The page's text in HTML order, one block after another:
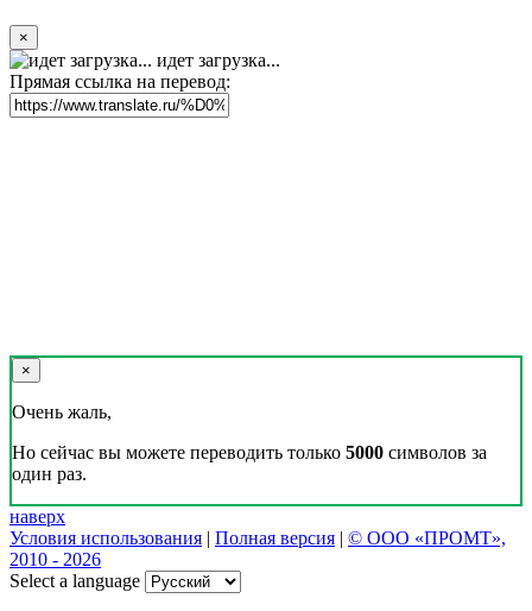
×
идет загрузка...
Прямая ссылка на перевод:
×
Очень жаль,
Но сейчас вы можете переводить только 5000 символов за
один раз.
наверх
Условия использования | Полная версия | © ООО «ПРОМТ»,
2010 - 2026
Select a language